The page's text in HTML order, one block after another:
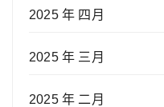
2025 年 四月
2025 年 三月
2025 年 二月